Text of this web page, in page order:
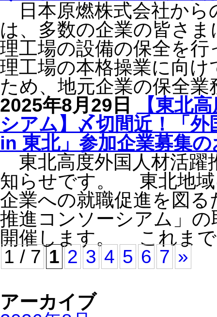
日本原燃株式会社か
は、多数の企業の皆さ
理工場の設備の保全を
理工場の本格操業に向
ため、地元企業の保全
2025年8月29日
【東北
シアム】〆切間近！「
in 東北」参加企業募集
東北高度外国人材活躍
知らせです。 東北地域
企業への就職促進を図
推進コンソーシアム」
開催します。 これま
1 / 7 1 2 3 4 5 6 7 »
アーカイブ